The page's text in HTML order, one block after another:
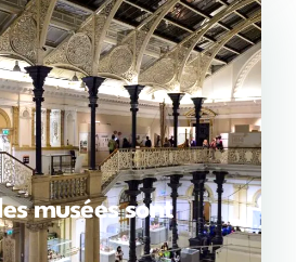
musées sont